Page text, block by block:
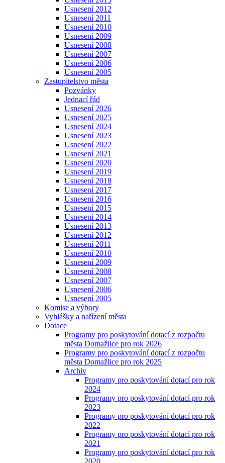
Usnesení 2012
Usnesení 2011
Usnesení 2010
Usnesení 2009
Usnesení 2008
Usnesení 2007
Usnesení 2006
Usnesení 2005
Zastupitelstvo města
Pozvánky
Jednací řád
Usnesení 2026
Usnesení 2025
Usnesení 2024
Usnesení 2023
Usnesení 2022
Usnesení 2021
Usnesení 2020
Usnesení 2019
Usnesení 2018
Usnesení 2017
Usnesení 2016
Usnesení 2015
Usnesení 2014
Usnesení 2013
Usnesení 2012
Usnesení 2011
Usnesení 2010
Usnesení 2009
Usnesení 2008
Usnesení 2007
Usnesení 2006
Usnesení 2005
Komise a výbory
Vyhlášky a nařízení města
Dotace
Programy pro poskytování dotací z rozpočtu
města Domažlice pro rok 2026
Programy pro poskytování dotací z rozpočtu
města Domažlice pro rok 2025
Archiv
Programy pro poskytování dotací pro rok
2024
Programy pro poskytování dotací pro rok
2023
Programy pro poskytování dotací pro rok
2022
Programy pro poskytování dotací pro rok
2021
Programy pro poskytování dotací pro rok
2020